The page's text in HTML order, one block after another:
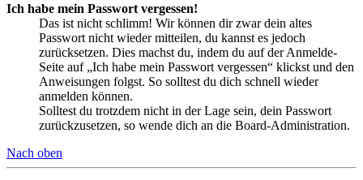
Ich habe mein Passwort vergessen!
Das ist nicht schlimm! Wir können dir zwar dein altes
Passwort nicht wieder mitteilen, du kannst es jedoch
zurücksetzen. Dies machst du, indem du auf der Anmelde-
Seite auf „Ich habe mein Passwort vergessen“ klickst und den
Anweisungen folgst. So solltest du dich schnell wieder
anmelden können.
Solltest du trotzdem nicht in der Lage sein, dein Passwort
zurückzusetzen, so wende dich an die Board-Administration.
Nach oben